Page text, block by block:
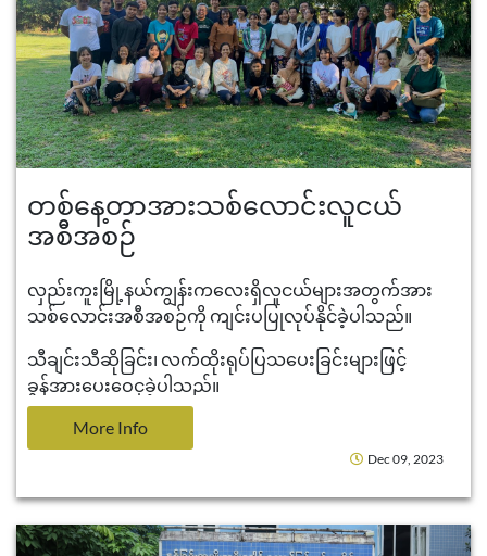
တစ်နေ့တာအားသစ်လောင်းလူငယ်
အစီအစဉ်
လှည်းကူးမြို့နယ်ကျွန်းကလေးရှိလူငယ်များအတွက်အား
သစ်လောင်းအစီအစဉ်ကို ကျင်းပပြုလုပ်နိုင်ခဲ့ပါသည်။
သီချင်းသီဆိုခြင်း၊ လက်ထိုးရုပ်ပြသပေးခြင်းများဖြင့်
ခွန်အားပေးဝေငှခဲ့ပါသည်။
More Info
Dec 09, 2023